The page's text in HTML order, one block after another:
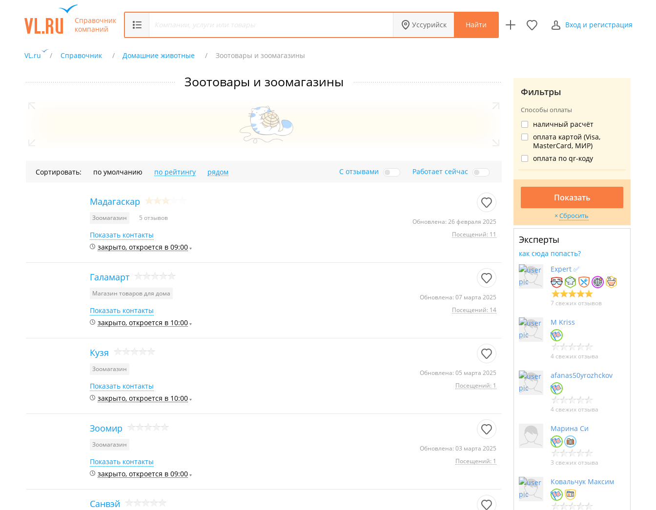
Справочник
компаний
Уссурийск Найти Вход и регистрация
VL.ru Справочник Домашние животные Зоотовары и зоомагазины
Зоотовары и зоомагазины
Сортировать: по умолчанию по рейтингу рядом С отзывами Работает сейчас
Мадагаскар
Зоомагазин 5 отзывов
Обновлена: 26 февраля 2025
Посещений: 11
Показать контакты
закрыто, откроется в 09:00
Галамарт
Магазин товаров для дома
Обновлена: 07 марта 2025
Посещений: 14
Показать контакты
закрыто, откроется в 10:00
Кузя
Зоомагазин
Обновлена: 05 марта 2025
Посещений: 1
Показать контакты
закрыто, откроется в 10:00
Зоомир
Зоомагазин
Обновлена: 03 марта 2025
Посещений: 1
Показать контакты
закрыто, откроется в 09:00
Санвэй
Фильтры
Способы оплаты
наличный расчёт
оплата картой (Visa,
MasterCard, МИР)
оплата по qr-коду
Показать
Сбросить
Эксперты
как сюда попасть?
Expert ✅
7 свежих отзывов
M Kriss
4 свежих отзыва
afanas50yrozhckov
4 свежих отзыва
Марина Си
3 свежих отзыва
Ковальчук Максим